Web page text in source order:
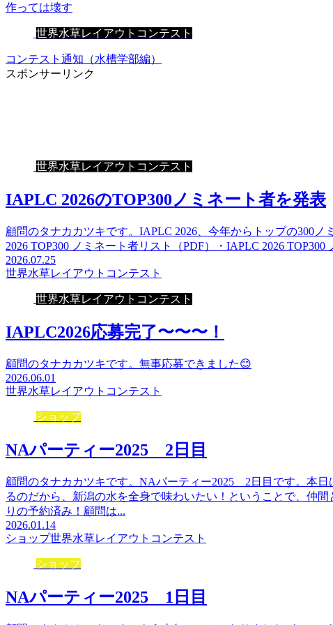
作っては壊す
世界水草レイアウトコンテスト
コンテスト通知（水槽学部編）
スポンサーリンク
世界水草レイアウトコンテスト
IAPLC 2026のTOP300ノミネート者を発表
顧問のタナカカツキです。IAPLC 2026、今年からトップの300
2026 TOP300 ノミネート者リスト（PDF）・IAPLC 2026 TOP300
2026.07.25
世界水草レイアウトコンテスト
世界水草レイアウトコンテスト
IAPLC2026応募完了〜〜〜！
顧問のタナカカツキです。無事応募できました😊
2026.06.01
世界水草レイアウトコンテスト
ショップ
NAパーティー2025 2日目
顧問のタナカカツキです。NAパーティー2025 2日目です。本
るのだから、新潟の水を全身で味わいたい！ということで、仲
りの予約済み！顧問は...
2026.01.14
ショップ世界水草レイアウトコンテスト
ショップ
NAパーティー2025 1日目